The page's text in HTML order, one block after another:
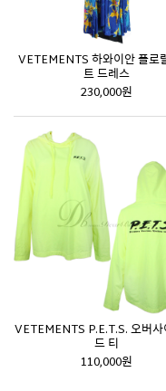
VETEMENTS 하와이안 플로
트 드레스
230,000원
VETEMENTS P.E.T.S. 오버
드 티
110,000원